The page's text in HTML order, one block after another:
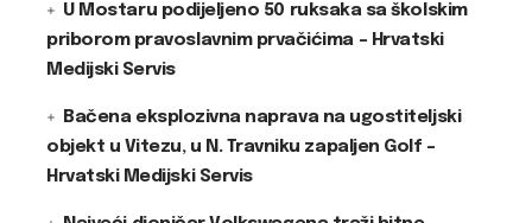
U Mostaru podijeljeno 50 ruksaka sa školskim
priborom pravoslavnim prvačićima – Hrvatski
Medijski Servis
Bačena eksplozivna naprava na ugostiteljski
objekt u Vitezu, u N. Travniku zapaljen Golf –
Hrvatski Medijski Servis